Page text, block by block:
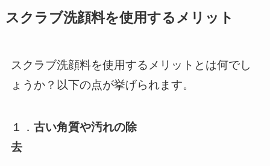
スクラブ洗顔料を使用するメリット
スクラブ洗顔料を使用するメリットとは何でし
ょうか？以下の点が挙げられます。
１． 古い角質や汚れの除
去